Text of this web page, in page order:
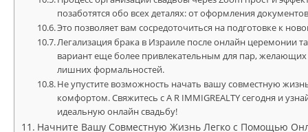
позаботятся обо всех деталях: от оформления
Это позволяет вам сосредоточиться на подготовке к
Легализация брака в Израиле после онлайн церемонии
вариант еще более привлекательным для пар,
лишних формальностей.
Не упустите возможность начать вашу совместную
комфортом. Свяжитесь с A R IMMIGREALTY сегодня и
идеальную онлайн свадьбу!
Начните Вашу Совместную Жизнь Легко с Помощью